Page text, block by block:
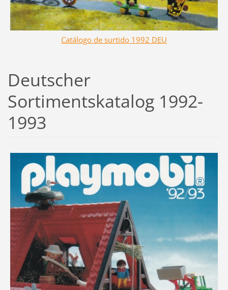
Catálogo de surtido 1992 DEU
Deutscher
Sortimentskatalog 1992-
1993